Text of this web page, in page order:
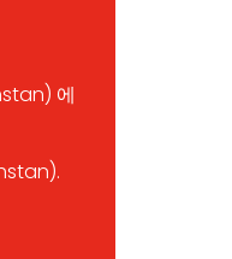
에